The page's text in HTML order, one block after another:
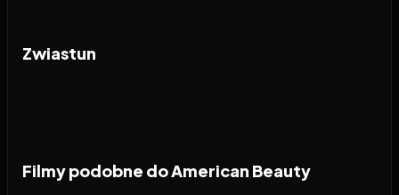
Zwiastun
Filmy podobne do American Beauty